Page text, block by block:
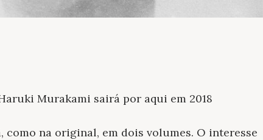
Murakami sairá por aqui em 2018
como na original, em dois volumes. O interesse